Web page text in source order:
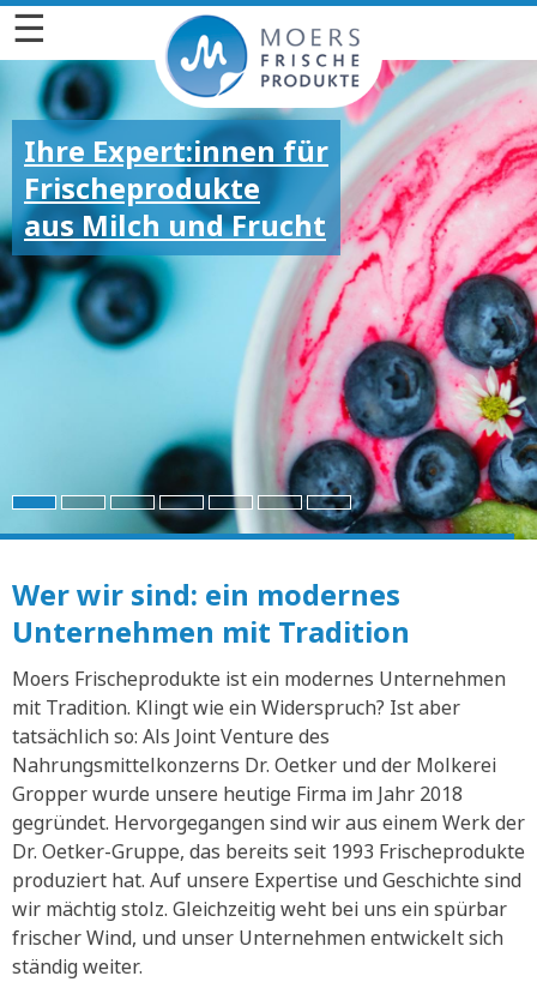
☰
Ihre Expert:innen für
Frischeprodukte
aus Milch und Frucht
Wer wir sind: ein modernes
Unternehmen mit Tradition
Moers Frischeprodukte ist ein modernes Unternehmen
mit Tradition. Klingt wie ein Widerspruch? Ist aber
tatsächlich so: Als Joint Venture des
Nahrungsmittelkonzerns Dr. Oetker und der Molkerei
Gropper wurde unsere heutige Firma im Jahr 2018
gegründet. Hervorgegangen sind wir aus einem Werk der
Dr. Oetker-Gruppe, das bereits seit 1993 Frischeprodukte
produziert hat. Auf unsere Expertise und Geschichte sind
wir mächtig stolz. Gleichzeitig weht bei uns ein spürbar
frischer Wind, und unser Unternehmen entwickelt sich
ständig weiter.